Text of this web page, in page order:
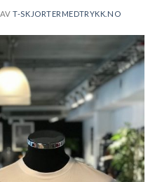
AVT-SKJORTERMEDTRYKK.NO